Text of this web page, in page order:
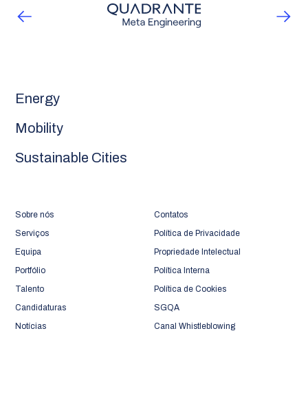
Energy
Mobility
Sustainable Cities
Sobre nós
Serviços
Equipa
Portfólio
Talento
Candidaturas
Notícias
Contatos
Política de Privacidade
Propriedade Intelectual
Política Interna
Política de Cookies
SGQA
Canal Whistleblowing